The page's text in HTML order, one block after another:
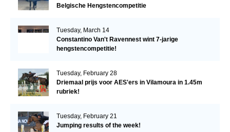
Belgische Hengstencompetitie
Tuesday, March 14
Constantino Van't Ravennest wint 7-jarige
hengstencompetitie!
Tuesday, February 28
Driemaal prijs voor AES'ers in Vilamoura in 1.45m
rubriek!
Tuesday, February 21
Jumping results of the week!